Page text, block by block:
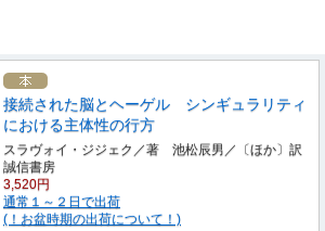
接続された脳とヘーゲル シンギュラリティ
における主体性の行方
スラヴォイ・ジジェク／著 池松辰男／〔ほか〕訳
誠信書房
3,520円
通常１～２日で出荷
(！お盆時期の出荷について！)